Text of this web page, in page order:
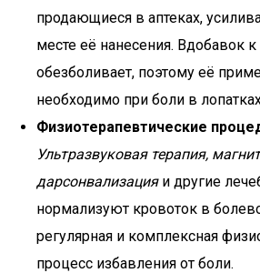
продающиеся в аптеках,
месте её нанесения. Вдобавок
обезболивает, поэтому её
необходимо при боли в
Физиотерапевтические
Ультразвуковая терапия,
дарсонвализацияи другие
нормализуют кровоток в
регулярная и комплексная
процесс избавления от боли.